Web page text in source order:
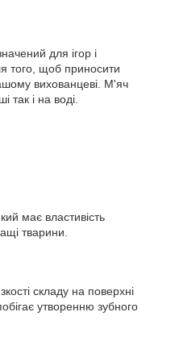
для ігор і
того, щоб приносити
вихованцеві. М'яч
так і на воді.
має властивість
тварини.
складу на поверхні
утворенню зубного